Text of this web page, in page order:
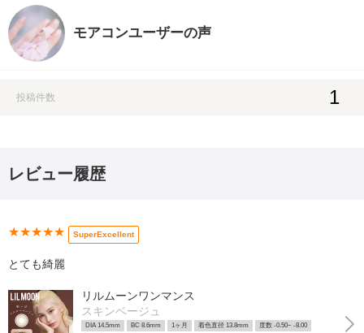
モアコンユーザーの声
投稿件数 1
レビュー履歴
★★★★★ SuperExcellent
とても綺麗
リルムーンワンマンス
スキンベージュ
DIA 14.5mm BC 8.6mm 1ヶ月 着色直径 13.8mm 度数 -0.50~ -8.00